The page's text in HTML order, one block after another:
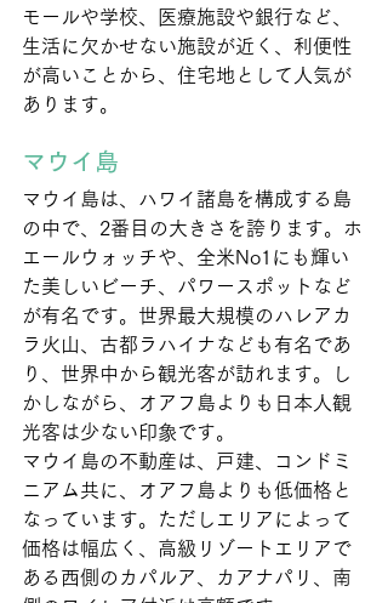
モールや学校、医療施設や銀行など、
生活に欠かせない施設が近く、利便性
が高いことから、住宅地として人気が
あります。
マウイ島
マウイ島は、ハワイ諸島を構成する島
の中で、2番目の大きさを誇ります。ホ
エールウォッチや、全米No1にも輝い
た美しいビーチ、パワースポットなど
が有名です。世界最大規模のハレアカ
ラ火山、古都ラハイナなども有名であ
り、世界中から観光客が訪れます。し
かしながら、オアフ島よりも日本人観
光客は少ない印象です。
マウイ島の不動産は、戸建、コンドミ
ニアム共に、オアフ島よりも低価格と
なっています。ただしエリアによって
価格は幅広く、高級リゾートエリアで
ある西側のカパルア、カアナパリ、南